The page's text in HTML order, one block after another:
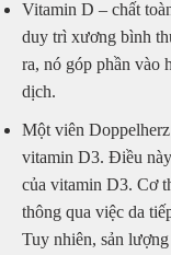
Vitamin D – chất
duy trì xương bình
ra, nó góp phần vào
dịch.
Một viên
vitamin D3. Điều
của vitamin D3. Cơ
thông qua việc da
Tuy nhiên, sản